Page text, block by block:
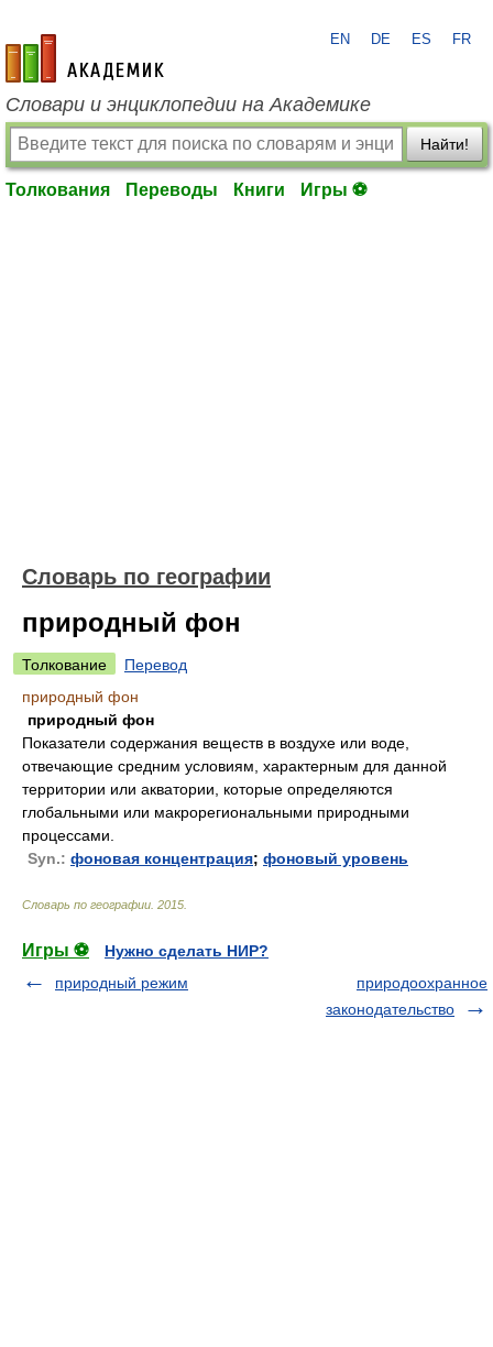
academic.ru
EN DE ES FR
Словари и энциклопедии на Академике
Найти!
Толкования Переводы Книги Игры ⚽
Словарь по географии
природный фон
Толкование
Перевод
природный фон
природный фон
Показатели содержания веществ в воздухе или воде,
отвечающие средним условиям, характерным для данной
территории или акватории, которые определяются
глобальными или макрорегиональными природными
процессами.
Syn.: фоновая концентрация; фоновый уровень
Словарь по географии 2015
Игры ⚽
Нужно сделать НИР?
природный режим
природоохранное
законодательство